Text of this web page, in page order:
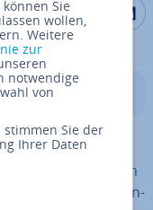
Auf Auf
umspezielle
für
der mühsamen
Funktion ein­
können Sie
wollen,
Weitere
zur
notwendige
von
stimmen Sie der
Ihrer Daten